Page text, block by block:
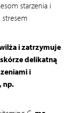
starzenia i
i zatrzymuje
delikatną
i
np.